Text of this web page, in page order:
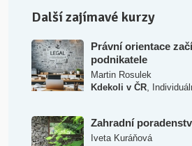
Další zajímavé kurzy
Právní orientace
podnikatele
Martin Rosulek
Kdekoli v ČR,
Zahradní
Iveta Kuráňová